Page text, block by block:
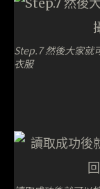
Step.7 然後大家就
衣服